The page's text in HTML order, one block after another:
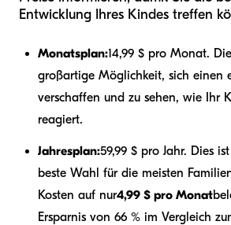
Entwicklung Ihres Kindes treffen
Monatsplan:14,99 $ pro Monat.
großartige Möglichkeit, sich einen
verschaffen und zu sehen, wie Ihr
reagiert.
Jahresplan:59,99 $ pro Jahr. Dies
beste Wahl für die meisten
Kosten auf nur4,99 $ pro Monat
Ersparnis von 66 % im Vergleich